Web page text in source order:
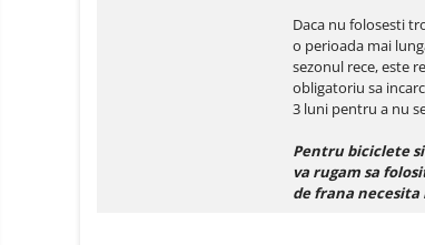
Daca nu folosesti
o perioada mai
sezonul rece, este
obligatoriu sa
3 luni pentru a nu
Pentru biciclete
va rugam sa
de frana necesita